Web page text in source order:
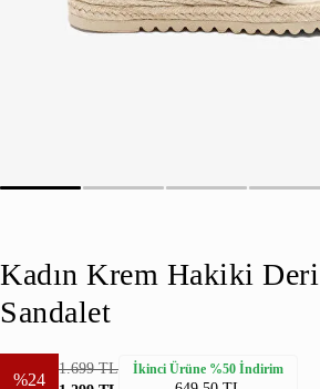
Kadın Krem Hakiki Deri
Sandalet
%24
1.699 TL
İkinci Ürüne %50 İndirim